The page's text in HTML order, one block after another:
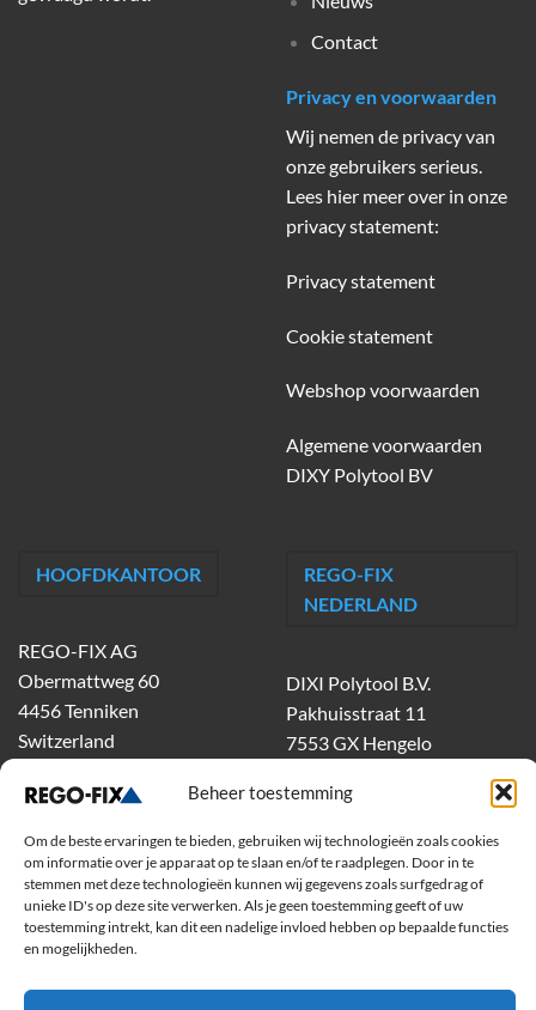
Beheer toestemming
Om de beste ervaringen te bieden, gebruiken wij technologieën zoals cookies
om informatie over je apparaat op te slaan en/of te raadplegen. Door in te
stemmen met deze technologieën kunnen wij gegevens zoals surfgedrag of
unieke ID's op deze site verwerken. Als je geen toestemming geeft of uw
toestemming intrekt, kan dit een nadelige invloed hebben op bepaalde functies
en mogelijkheden.
Contact
Privacy en voorwaarden
Wij nemen de privacy van
onze gebruikers serieus.
Lees hier meer over in onze
privacy statement:
Privacy statement
Cookie statement
Webshop voorwaarden
Algemene voorwaarden
DIXY Polytool BV
HOOFDKANTOOR
REGO-FIX AG
Obermattweg 60
4456 Tenniken
Switzerland
REGO-FIX
NEDERLAND
DIXI Polytool B.V.
Pakhuisstraat 11
7553 GX Hengelo
dixiholland@dixi.com
www.dixipolytool.com
Volg ons op Youtube
Volg ons op Linkedin